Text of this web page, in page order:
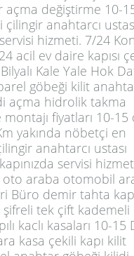
açma değiştirme 10-
anahtarcı
hizmeti. 7/24
acil ev daire kapısı
Kale Yale Hok
göbeği kilit
açma hidrolik takma
fiyatları 10-15
yakında nöbetçi en
anahtarcı ustası
servisi
oto araba otomobil
Büro demir tahta
şifreli tek çift kademeli
kaclı kasaları 10-15
kasa çekili kapı kilit